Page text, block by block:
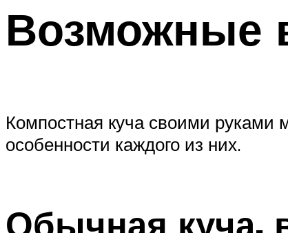
Возможные
Компостная куча своими руками
особенности каждого из них.
Обычная куча,